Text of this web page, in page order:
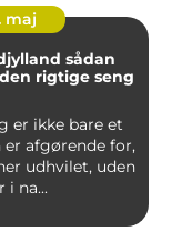
maj
sådan
rigtige seng
er ikke bare et
er afgørende for,
udhvilet, uden
na...